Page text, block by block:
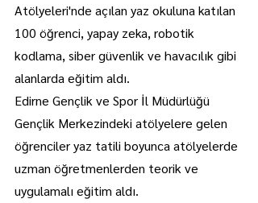
Atölyeleri'nde açılan yaz okuluna katılan
100 öğrenci, yapay zeka, robotik
kodlama, siber güvenlik ve havacılık gibi
alanlarda eğitim aldı.
Edirne Gençlik ve Spor İl Müdürlüğü
Gençlik Merkezindeki atölyelere gelen
öğrenciler yaz tatili boyunca atölyelerde
uzman öğretmenlerden teorik ve
uygulamalı eğitim aldı.